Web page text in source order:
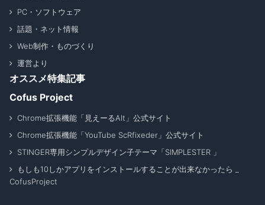
PC・ソフトウェア
話題・ネット情報
Web制作・ものづくり
運営より
オススメ特集記事
Cofus Project
Chrome拡張機能「見えーるAlt」公式サイト
Chrome拡張機能「YouTube ScRfixeder」公式サイト
STINGER専用シンプルデザイン子テーマ「SIMPLESTER 」
もしも10しかアプリをインストールすることが出来なかったら _
CofusProject